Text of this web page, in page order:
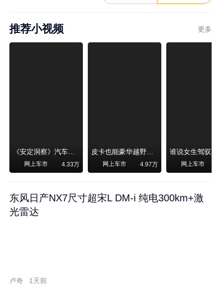
推荐小视频 更多
《安定洞察》汽车烧不烧油，和石油安全无关！
网上车市 4.33万
皮卡也能豪华越野！纵横F700上市，限时卖29.99万起
网上车市 4.97万 网上车市
东风日产NX7尺寸超宋L DM-i 纯电300km+激
光雷达
卢奇 1天前